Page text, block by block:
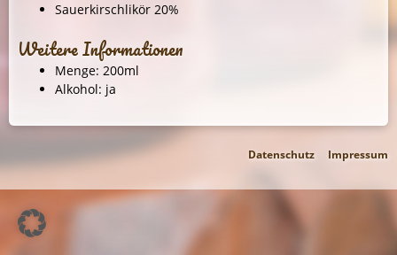
Sauerkirschlikör 20%
Weitere Informationen
Menge: 200ml
Alkohol: ja
Impressum
Datenschutz